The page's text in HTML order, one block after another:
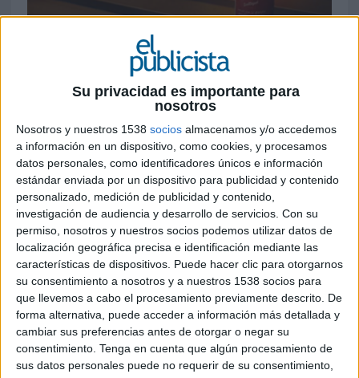
Su privacidad es importante para
nosotros
Nosotros y nuestros 1538 socios almacenamos y/o accedemos
a información en un dispositivo, como cookies, y procesamos
datos personales, como identificadores únicos e información
estándar enviada por un dispositivo para publicidad y contenido
personalizado, medición de publicidad y contenido,
investigación de audiencia y desarrollo de servicios. Con su
permiso, nosotros y nuestros socios podemos utilizar datos de
localización geográfica precisa e identificación mediante las
características de dispositivos. Puede hacer clic para otorgarnos
su consentimiento a nosotros y a nuestros 1538 socios para
que llevemos a cabo el procesamiento previamente descrito. De
forma alternativa, puede acceder a información más detallada y
cambiar sus preferencias antes de otorgar o negar su
consentimiento. Tenga en cuenta que algún procesamiento de
sus datos personales puede no requerir de su consentimiento,
La cervecera ha creado un pack especial de
edición limitada que incluye botella y copa,
para mostrar su apoyo al club en su voluntad
por conquistar nuevos títulos esta
temporada. Para anunciarlo, han grabado un
spot que ha contado con la participación de
varios jugadores del Athletic en el que la
botella juega un papel protagonista al ser
usada como instrumento de viento
‘Por los que se atreven a soñar en grande’ es el
claim del nuevo spot deCervezas San Miguel
para anunciar el lanzamiento de un pack especial
de botella y copa customizada para elAthletic
Club. La cervecera quiere mostrar así su apoyo al
club vizcaíno en la conquista de nuevos títulos y
reforzar su compromiso con los leones